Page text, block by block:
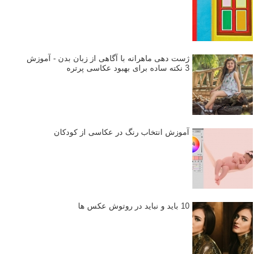
ژست دهی ماهرانه با آگاهی از زبان بدن - آموزش
3 نکته ساده برای بهبود عکاسی پرتره
آموزش انتخاب رنگ در عکاسی از کودکان
10 باید و نباید در روتوش عکس ها